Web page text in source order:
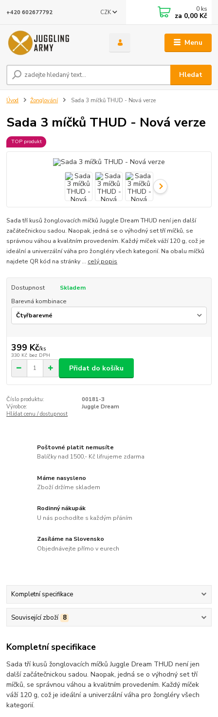
Menu
CZK
Hledat
+420 602677792 0 ks
za 0,00 Kč
Úvod Žonglování Sada 3 míčků THUD - Nová verze
Sada 3 míčků THUD - Nová verze
TOP produkt
Sada tří kusů žonglovacích míčků Juggle Dream THUD není jen další
začátečnickou sadou. Naopak, jedná se o výhodný set tří míčků, se
správnou váhou a kvalitním provedením. Každý míček váží 120 g, což je
ideální a univerzální váha pro žongléry všech kategorií. Na obalu míčků
najdete QR kód na stránky ... celý popis
Dostupnost
Skladem
Barevná kombinace
399 Kč/ks
330 Kč bez DPH
Přidat do košíku
Číslo produktu:
00181-3
Výrobce:
Juggle Dream
Hlídat cenu / dostupnost
Poštovné platit nemusíte
Balíčky nad 1500,- Kč lifrujeme zdarma
Máme nasysleno
Zboží držíme skladem
Rodinný nákupák
U nás pochodíte s každým přáním
Zasíláme na Slovensko
Objednávejte přímo v eurech
Kompletní specifikace
Související zboží 8
Kompletní specifikace
Sada tří kusů žonglovacích míčků Juggle Dream THUD není jen
další začátečnickou sadou. Naopak, jedná se o výhodný set tří
míčků, se správnou váhou a kvalitním provedením. Každý míček
váží 120 g, což je ideální a univerzální váha pro žongléry všech
kategorií.